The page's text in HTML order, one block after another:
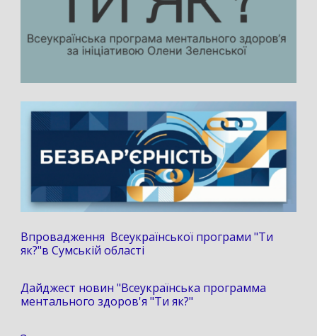
Впровадження Всеукраїнської програми "Ти
як?"в Сумській області
Дайджест новин "Всеукраїнська программа
ментального здоров'я "Ти як?"